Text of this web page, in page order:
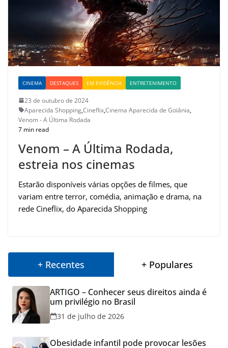
CINEMA DESTAQUES EM EVIDÊNCIA ENTRETENIMENTO
23 de outubro de 2024
Aparecida Shopping,Cineflix,Cinema Aparecida de Goiânia,
Venom - A Última Rodada
7 min read
Venom – A Última Rodada,
estreia nos cinemas
Estarão disponíveis várias opções de filmes, que
variam entre terror, comédia, animação e drama, na
rede Cineflix, do Aparecida Shopping
+ Recentes + Populares
ARTIGO – Conhecer seus direitos ainda é
um privilégio no Brasil
31 de julho de 2026
Obesidade infantil pode provocar lesões